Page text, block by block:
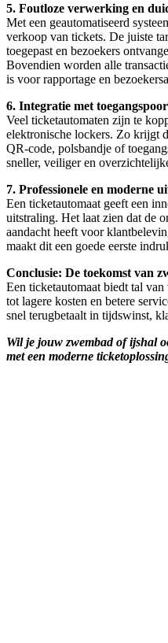
5. Foutloze verwerking en
Met een geautomatiseerd
verkoop van tickets. De juiste
toegepast en bezoekers
Bovendien worden alle
is voor rapportage en
6. Integratie met
Veel ticketautomaten zijn te
elektronische lockers. Zo krijgt
QR-code, polsbandje of
sneller, veiliger en
7. Professionele en moderne
Een ticketautomaat geeft een
uitstraling. Het laat zien dat de
aandacht heeft voor
maakt dit een goede eerste
Conclusie: De toekomst van
Een ticketautomaat biedt tal
tot lagere kosten en betere
snel terugbetaalt in tijdswinst,
Wil je jouw zwembad of ijshal
met een moderne